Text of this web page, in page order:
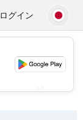
ログイン